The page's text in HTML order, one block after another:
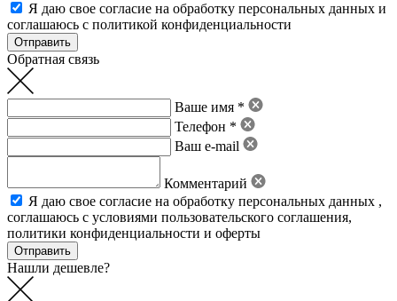
Я даю свое согласие на обработку персональных данных и
соглашаюсь с политикой конфиденциальности
Обратная связь
Ваше имя *
Телефон *
Ваш e-mail
Комментарий
Я даю свое согласие на обработку персональных данных ,
соглашаюсь с условиями пользовательского соглашения,
политики конфиденциальности и оферты
Нашли дешевле?